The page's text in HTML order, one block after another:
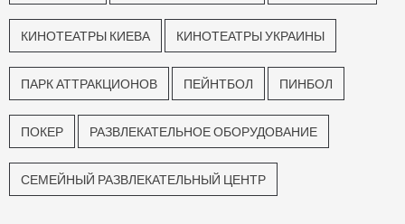
КИНОТЕАТРЫ КИЕВА КИНОТЕАТРЫ УКРАИНЫ
ПАРК АТТРАКЦИОНОВ ПЕЙНТБОЛ ПИНБОЛ
ПОКЕР РАЗВЛЕКАТЕЛЬНОЕ ОБОРУДОВАНИЕ
СЕМЕЙНЫЙ РАЗВЛЕКАТЕЛЬНЫЙ ЦЕНТР